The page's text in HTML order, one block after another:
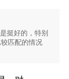
挺好的，特别
匹配的情况